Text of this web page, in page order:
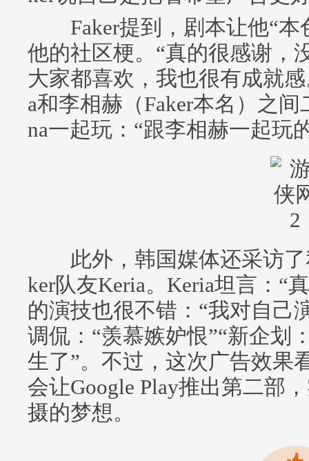
Faker提到，剧本让他“本
他的社区梗。“真的很感谢，
大家都喜欢，我也很有成就
a和李相赫（Faker本名）之
na一起玩：“跟李相赫一起
此外，韩国媒体还采访了
ker队友Keria。Keria坦言：
的演技也很不错：“我对自己
调侃：“羡慕嫉妒恨”“新企划
生了”。不过，这次广告效果
会让Google Play推出第二部
摄的梦想。